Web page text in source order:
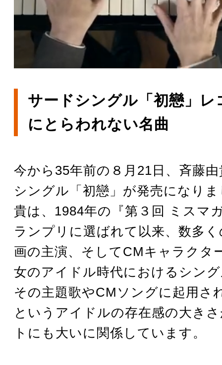
サードシングル「初戀」レ
にとらわれない名曲
今から35年前の８月21日、斉藤
シングル「初戀」が発売になり
貴は、1984年の『第３回 ミスマ
ランプリに選ばれて以来、数多
画の主演、そしてCMキャラクタ
女のアイドル時代におけるシン
その主題歌やCMソングに起用さ
というアイドルの存在感の大き
トにも大いに関係しています。